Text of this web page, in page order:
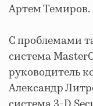
Артем Темиров.
С проблемами
система
руководитель
Александр